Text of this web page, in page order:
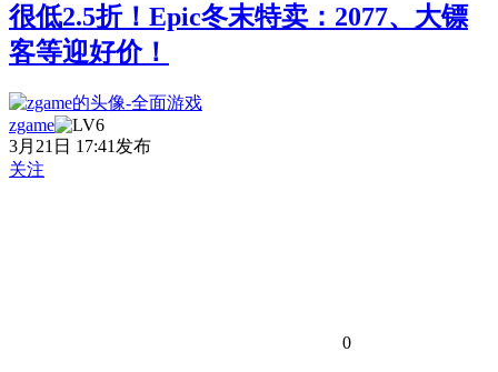
很低2.5折！Epic冬末特卖：2077、大镖
客等迎好价！
zgame
3月21日 17:41发布
关注
0